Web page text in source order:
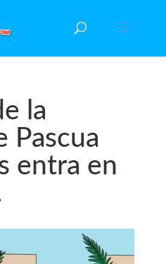
la
Pascua
entra en